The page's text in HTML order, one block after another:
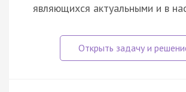
являющихся актуальными и в